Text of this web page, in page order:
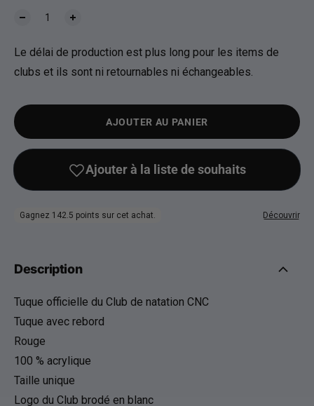
Le délai de production est plus long pour les items de
clubs et ils sont ni retournables ni échangeables.
AJOUTER AU PANIER
Description
Tuque officielle du Club de natation CNC
Tuque avec rebord
Rouge
100 % acrylique
Taille unique
Logo du Club brodé en blanc